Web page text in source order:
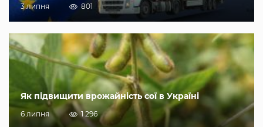
3 липня 801
Як підвищити врожайність сої в Україні
6 липня 1 296